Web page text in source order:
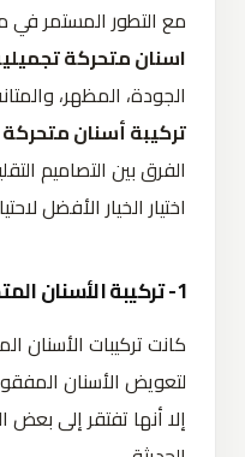
مع التطور المستمر
اسنان متحركة
الجودة، المظهر،
تركيبة أسنان
الفرق بين التصاميم
اختيار الخيار الأفضل
1- تركيبة الأسنان المتحركة التقليدية
كانت تركيبات الأسنان
لتعويض الأسنان
إلا أنها تفتقر إلى بعض